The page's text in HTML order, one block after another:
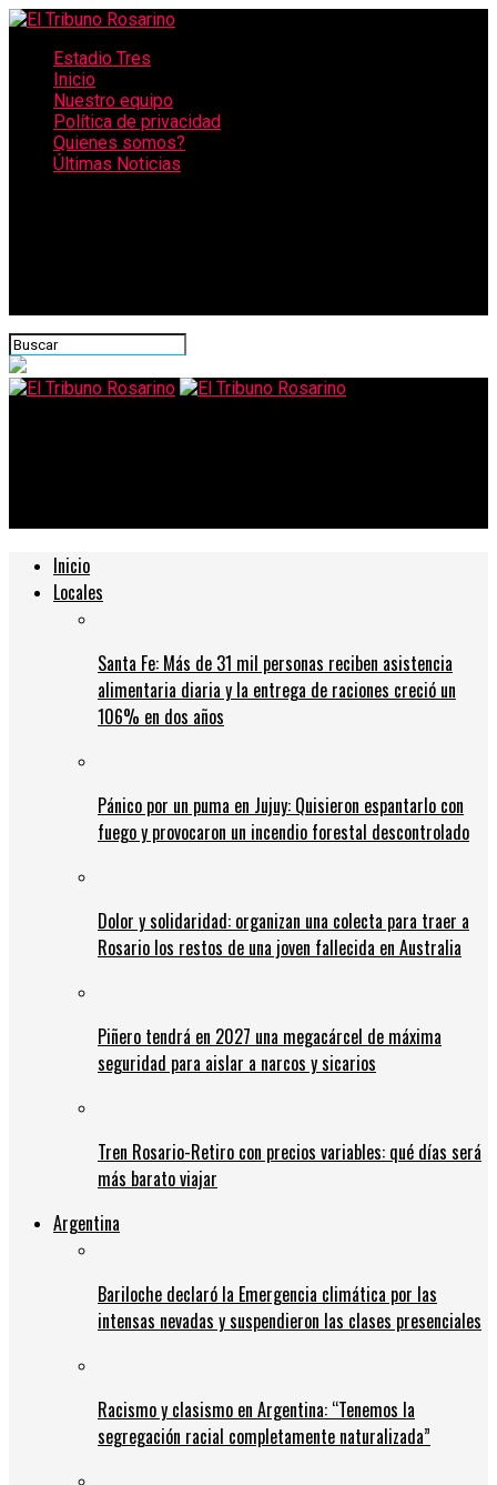
Estadio Tres
Inicio
Nuestro equipo
Política de privacidad
Quienes somos?
Últimas Noticias
Inicio
Locales
Santa Fe: Más de 31 mil personas reciben asistencia
alimentaria diaria y la entrega de raciones creció un
106% en dos años
Pánico por un puma en Jujuy: Quisieron espantarlo con
fuego y provocaron un incendio forestal descontrolado
Dolor y solidaridad: organizan una colecta para traer a
Rosario los restos de una joven fallecida en Australia
Piñero tendrá en 2027 una megacárcel de máxima
seguridad para aislar a narcos y sicarios
Tren Rosario-Retiro con precios variables: qué días será
más barato viajar
Argentina
Bariloche declaró la Emergencia climática por las
intensas nevadas y suspendieron las clases presenciales
Racismo y clasismo en Argentina: “Tenemos la
segregación racial completamente naturalizada”